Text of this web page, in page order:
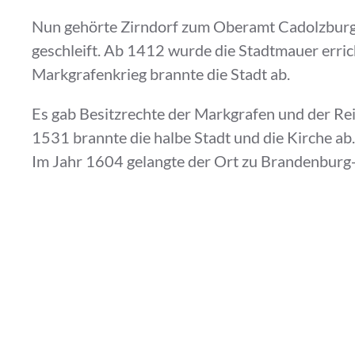
Nun gehörte Zirndorf zum Oberamt
geschleift. Ab 1412 wurde die Stadtmauer
Markgrafenkrieg brannte die Stadt ab.
Es gab Besitzrechte der Markgrafen und der
1531 brannte die halbe Stadt und die Kirche
Im Jahr 1604 gelangte der Ort zu